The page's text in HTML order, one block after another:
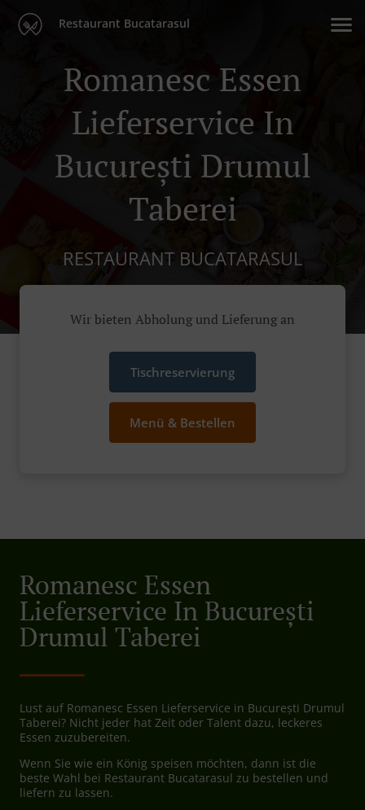
Restaurant Bucatarasul
Romanesc Essen
Lieferservice In
București Drumul
Taberei
RESTAURANT BUCATARASUL
Wir bieten Abholung und Lieferung an
Tischreservierung
Menü & Bestellen
Romanesc Essen
Lieferservice In București
Drumul Taberei
Lust auf Romanesc Essen Lieferservice in București Drumul
Taberei? Nicht jeder hat Zeit oder Talent dazu, leckeres
Essen zuzubereiten.
Wenn Sie wie ein König speisen möchten, dann ist die
beste Wahl bei Restaurant Bucatarasul zu bestellen und
liefern zu lassen.